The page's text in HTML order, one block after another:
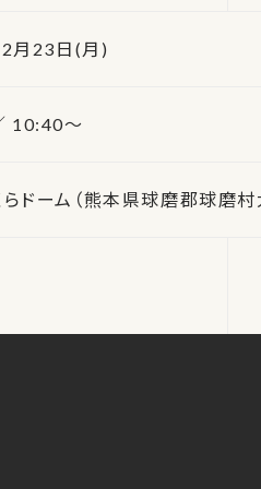
月23日(月)
10:40～
ドーム（熊本県球磨郡球磨